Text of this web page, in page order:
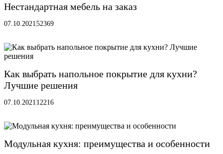
Нестандартная мебель на заказ
07.10.2021 52369
Как выбрать напольное покрытие для кухни?
Лучшие решения
07.10.2021 12216
Модульная кухня: преимущества и особенности